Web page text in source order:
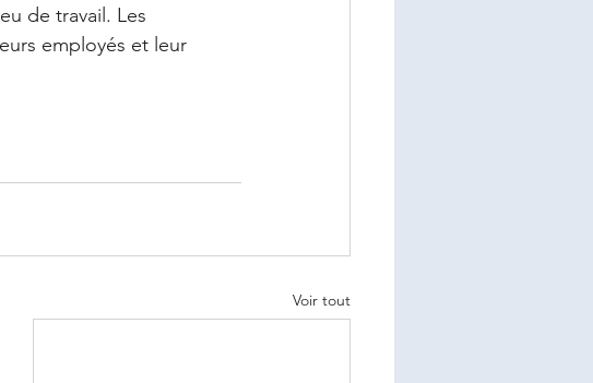
de travail. Les
employés et leur
Voir tout